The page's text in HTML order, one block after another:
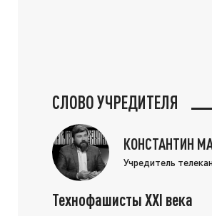
СЛОВО УЧРЕДИТЕЛЯ
КОНСТАНТИН
Учредитель
Технофашисты XXI века